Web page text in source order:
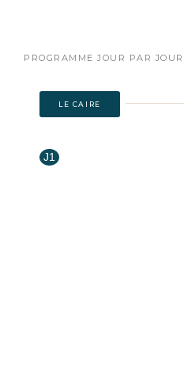
PROGRAMME JOUR PAR JOUR
LE CAIRE
J1